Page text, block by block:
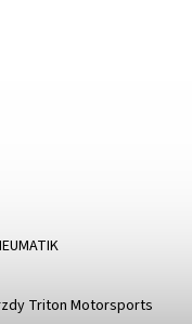
Triton Motorsports